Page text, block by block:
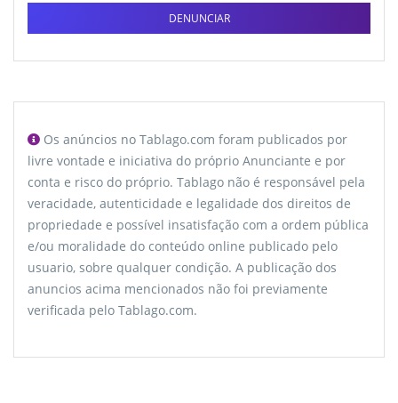
DENUNCIAR
Os anúncios no Tablago.com foram publicados por
livre vontade e iniciativa do próprio Anunciante e por
conta e risco do próprio. Tablago não é responsável pela
veracidade, autenticidade e legalidade dos direitos de
propriedade e possível insatisfação com a ordem pública
e/ou moralidade do conteúdo online publicado pelo
usuario, sobre qualquer condição. A publicação dos
anuncios acima mencionados não foi previamente
verificada pelo Tablago.com.